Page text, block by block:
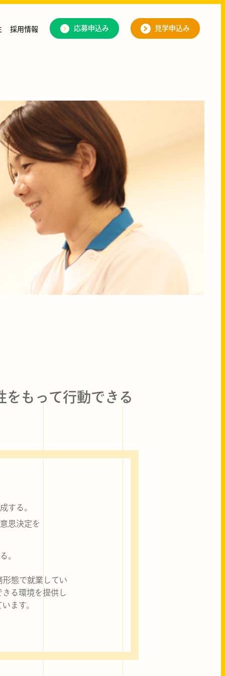
採用情報 応募申込み 見学申込み
をもって行動できる
する。
思決定を
。
態で就業してい
る環境を提供し
ます。